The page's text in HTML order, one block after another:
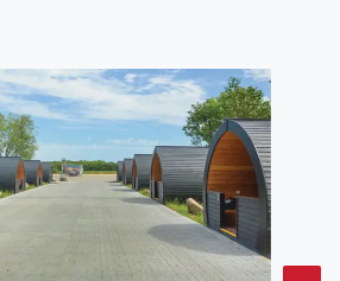
aber auch natürlich viele weitere
Sie auch die Möglichkeit,
Sandstränden Westjütlands
Urlaubsbasis ist in vielerlei
Innendesign-Trend "einfaches
ausgestattet mit 2 Etagenbetten, 1
mit 6 Stühlen und Kühlschrank
Backofen und Wasserkocher.